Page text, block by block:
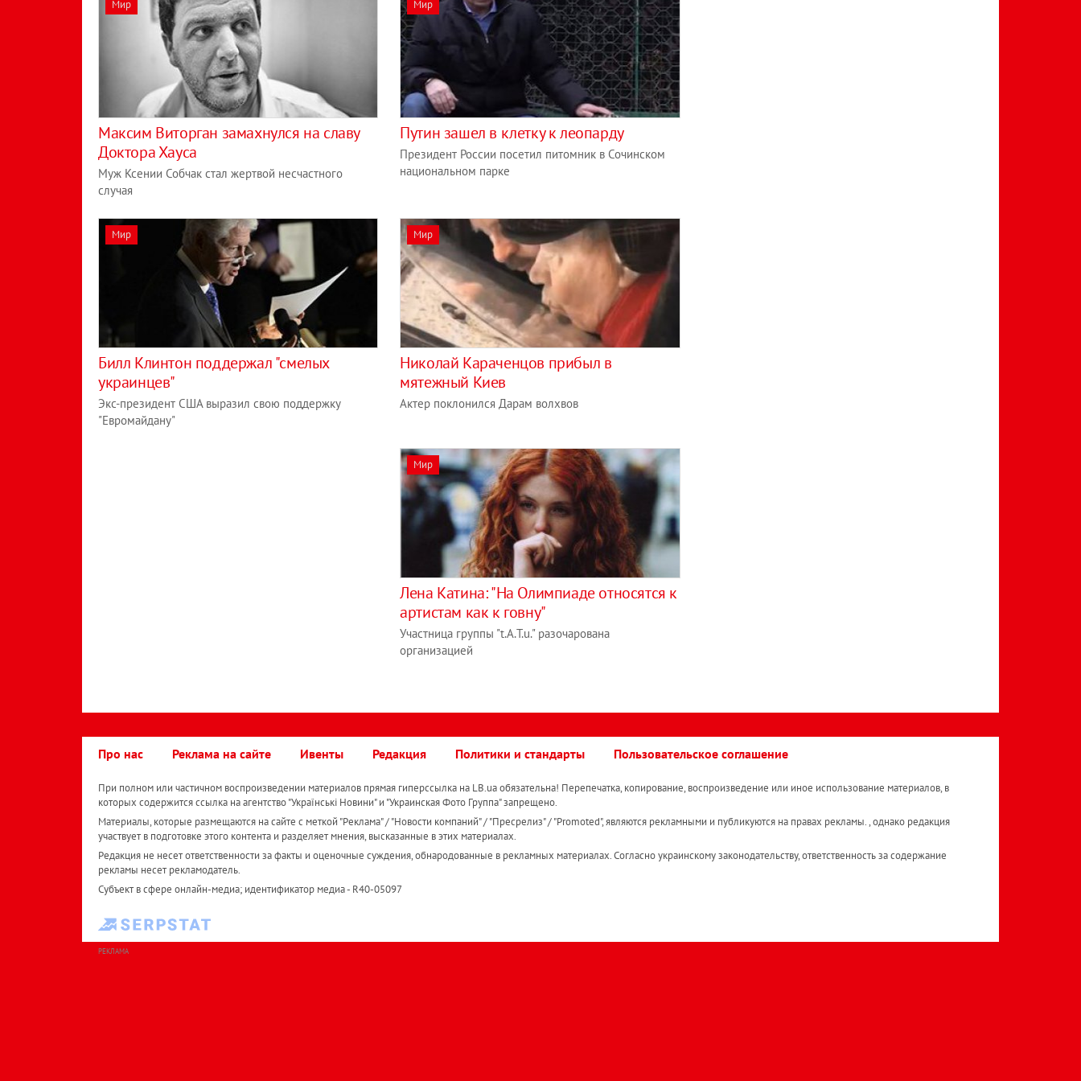
Мир
Максим Виторган замахнулся на славу
Доктора Хауса
Муж Ксении Собчак стал жертвой несчастного
случая
Мир
Путин зашел в клетку к леопарду
Президент России посетил питомник в Сочинском
национальном парке
Мир
Билл Клинтон поддержал "смелых
украинцев"
Экс-президент США выразил свою поддержку
"Евромайдану"
Мир
Николай Караченцов прибыл в
мятежный Киев
Актер поклонился Дарам волхвов
Мир
Лена Катина: "На Олимпиаде относятся к
артистам как к говну"
Участница группы "t.A.T.u." разочарована
организацией
Про нас Реклама на сайте Ивенты Редакция Политики и стандарты Пользовательское соглашение
При полном или частичном воспроизведении материалов прямая гиперссылка на LB.ua обязательна! Перепечатка, копирование, воспроизведение или иное использование материалов, в
которых содержится ссылка на агентство "Українськi Новини" и "Украинская Фото Группа" запрещено.
Материалы, которые размещаются на сайте с меткой "Реклама" / "Новости компаний" / "Пресрелиз" / "Promoted", являются рекламными и публикуются на правах рекламы. , однако редакция
участвует в подготовке этого контента и разделяет мнения, высказанные в этих материалах.
Редакция не несет ответственности за факты и оценочные суждения, обнародованные в рекламных материалах. Согласно украинскому законодательству, ответственность за содержание
рекламы несет рекламодатель.
Субъект в сфере онлайн-медиа; идентификатор медиа - R40-05097
РЕКЛАМА